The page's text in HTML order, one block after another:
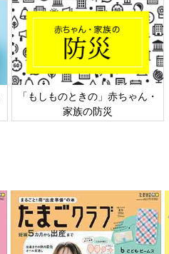
「もしものときの」赤ちゃん・
家族の防災